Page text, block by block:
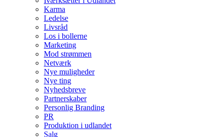
Karma
Ledelse
Livsråd
Los i bollerne
Marketing
Mod strømmen
Netværk
Nye muligheder
Nye ting
Nyhedsbreve
Partnerskaber
Personlig Branding
PR
Produktion i udlandet
Salg